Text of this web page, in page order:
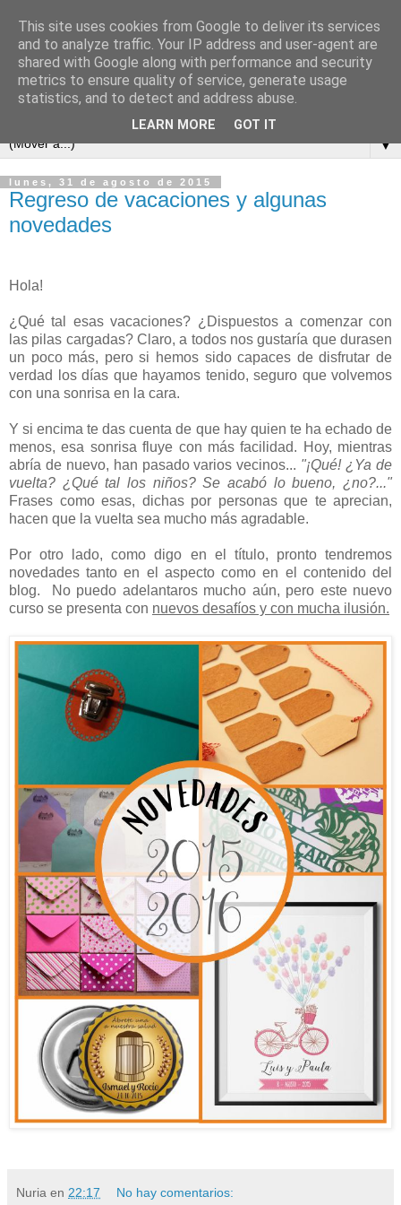
▼
lunes, 31 de agosto de 2015
Regreso de vacaciones y algunas
novedades
Hola!
¿Qué tal esas vacaciones? ¿Dispuestos a comenzar con
las pilas cargadas? Claro, a todos nos gustaría que durasen
un poco más, pero si hemos sido capaces de disfrutar de
verdad los días que hayamos tenido, seguro que volvemos
con una sonrisa en la cara.
Y si encima te das cuenta de que hay quien te ha echado de
menos, esa sonrisa fluye con más facilidad. Hoy, mientras
abría de nuevo, han pasado varios vecinos... "¡Qué! ¿Ya de
vuelta? ¿Qué tal los niños? Se acabó lo bueno, ¿no?..."
Frases como esas, dichas por personas que te aprecian,
hacen que la vuelta sea mucho más agradable.
Por otro lado, como digo en el título, pronto tendremos
novedades tanto en el aspecto como en el contenido del
blog. No puedo adelantaros mucho aún, pero este nuevo
curso se presenta con nuevos desafíos y con mucha ilusión.
Nuria en 22:17 No hay comentarios:
This site uses cookies from Google to deliver its services
and to analyze traffic. Your IP address and user-agent are
shared with Google along with performance and security
metrics to ensure quality of service, generate usage
statistics, and to detect and address abuse.
LEARN MORE GOT IT